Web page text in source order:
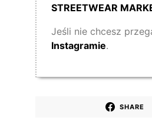
STREETWEAR
Jeśli nie chcesz
Instagramie.
SHARE